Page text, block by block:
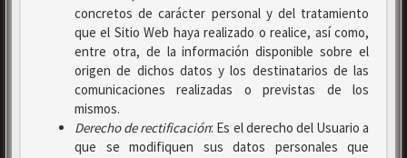
concretos de carácter personal y del tratamiento
que el Sitio Web haya realizado o realice, así como,
entre otra, de la información disponible sobre el
origen de dichos datos y los destinatarios de las
comunicaciones realizadas o previstas de los
mismos.
Derecho de rectificación: Es el derecho del Usuario a
que se modifiquen sus datos personales que